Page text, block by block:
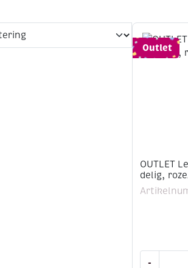
Outlet
OUTLET
delig,
-